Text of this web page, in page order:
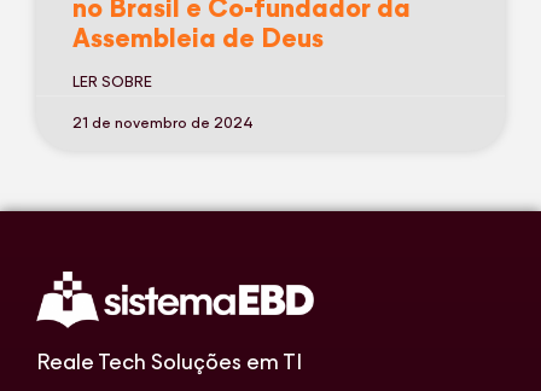
no Brasil e Co-fundador da
Assembleia de Deus
LER SOBRE
21 de novembro de 2024
Reale Tech Soluções em TI